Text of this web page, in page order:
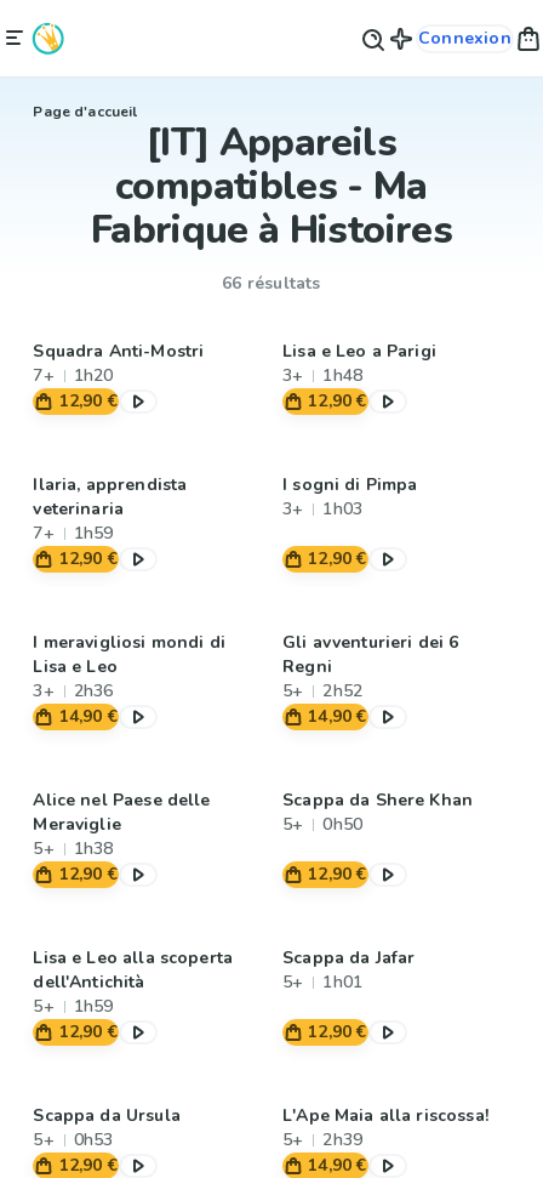
Connexion
Page d'accueil
[IT] Appareils
compatibles - Ma
Fabrique à Histoires
66 résultats
Squadra Anti-Mostri
7+
1h20
12,90 €
Lisa e Leo a Parigi
3+
1h48
12,90 €
Ilaria, apprendista
veterinaria
7+
1h59
12,90 €
I sogni di Pimpa
3+
1h03
12,90 €
I meravigliosi mondi di
Lisa e Leo
3+
2h36
14,90 €
Gli avventurieri dei 6
Regni
5+
2h52
14,90 €
Alice nel Paese delle
Meraviglie
5+
1h38
12,90 €
Scappa da Shere Khan
5+
0h50
12,90 €
Lisa e Leo alla scoperta
dell'Antichità
5+
1h59
12,90 €
Scappa da Jafar
5+
1h01
12,90 €
Scappa da Ursula
5+
0h53
12,90 €
L'Ape Maia alla riscossa!
5+
2h39
14,90 €